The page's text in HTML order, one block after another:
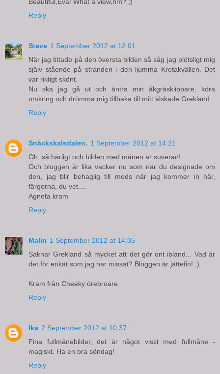
Reply
Steve 1 September 2012 at 12:01
När jag tittade på den översta bilden så såg jag plötsligt mig
själv stående på stranden i den ljumma Kretakvällen. Det
var riktigt skönt.
Nu ska jag gå ut och äntra min åkgräsklippare, köra
omkring och drömma mig tillbaka till mitt älskade Grekland.
Reply
Snäckskalsdalen. 1 September 2012 at 14:21
Oh, så härligt och bilden med månen är suverän!
Och bloggen är lika vacker nu som när du designade om
den, jag blir behaglig till mods när jag kommer in här,
färgerna, du vet....
Agneta kram
Reply
Malin 1 September 2012 at 14:35
Saknar Grekland så mycket att det gör ont ibland... Vad är
det för enkät som jag har missat? Bloggen är jättefin! ;)
Kram från Cheeky örebroare
Reply
Ika 2 September 2012 at 10:37
Fina fullmånebilder, det är något visst med fullmåne -
magiskt. Ha en bra söndag!
Reply